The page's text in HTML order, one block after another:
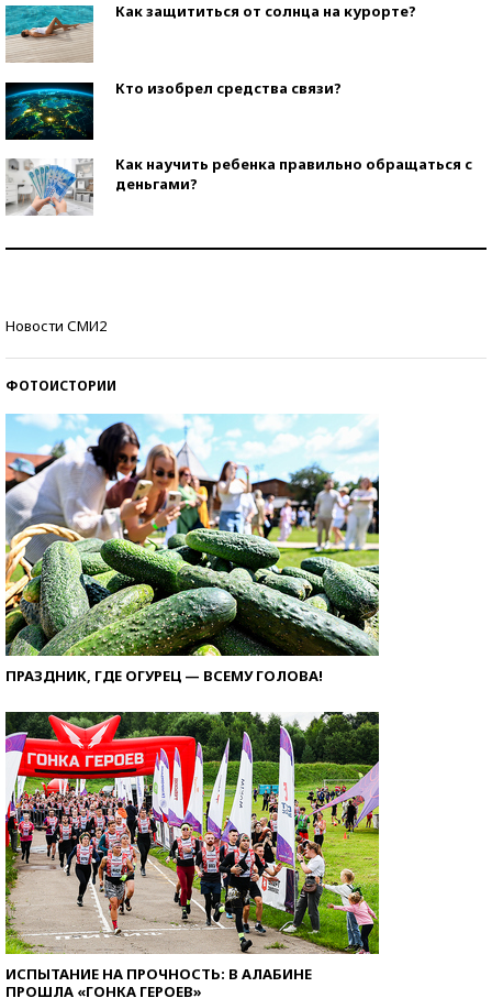
Как защититься от солнца на курорте?
Кто изобрел средства связи?
Как научить ребенка правильно обращаться с
деньгами?
Новости СМИ2
ФОТОИСТОРИИ
ПРАЗДНИК, ГДЕ ОГУРЕЦ — ВСЕМУ ГОЛОВА!
ИСПЫТАНИЕ НА ПРОЧНОСТЬ: В АЛАБИНЕ
ПРОШЛА «ГОНКА ГЕРОЕВ»